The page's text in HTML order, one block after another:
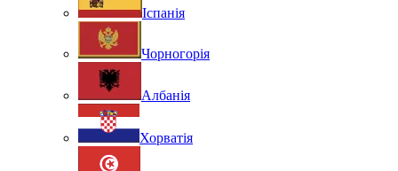
Іспанія
Чорногорія
Албанія
Хорватія